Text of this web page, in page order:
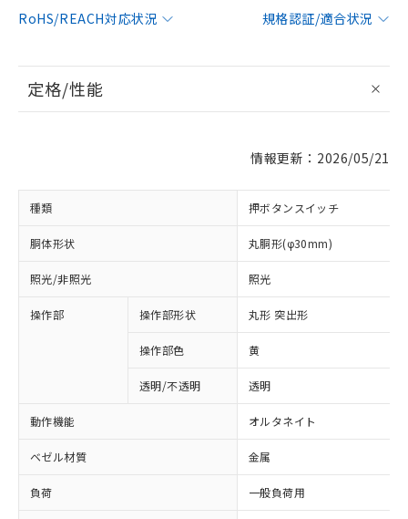
RoHS/REACH対応状況
規格認証/適合状況
定格/性能
情報更新：2026/05/21
種類 押ボタンスイッチ
胴体形状 丸胴形(φ30mm)
照光/非照光 照光
操作部 操作部形状 丸形 突出形
操作部色 黄
透明/不透明 透明
動作機能 オルタネイト
ベゼル材質 金属
負荷 一般負荷用